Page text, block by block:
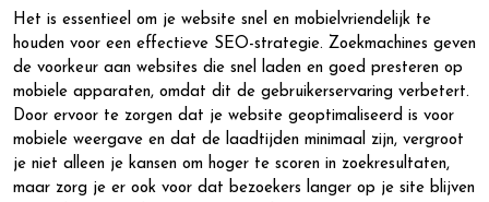
Het is essentieel om je website snel en mobielvriendelijk te
houden voor een effectieve SEO-strategie. Zoekmachines geven
de voorkeur aan websites die snel laden en goed presteren op
mobiele apparaten, omdat dit de gebruikerservaring verbetert.
Door ervoor te zorgen dat je website geoptimaliseerd is voor
mobiele weergave en dat de laadtijden minimaal zijn, vergroot
je niet alleen je kansen om hoger te scoren in zoekresultaten,
maar zorg je er ook voor dat bezoekers langer op je site blijven